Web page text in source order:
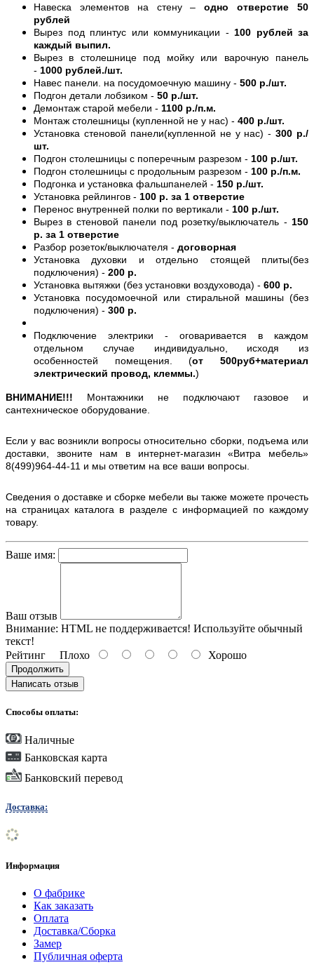
Навеска элементов на стену –одно отверстие 50
рублей
Вырез под плинтус или коммуникации - 100 рублей за
каждый выпил.
Вырез в столешнице под мойку или варочную панель
- 1000 рублей./шт.
Навес панели. на посудомоечную машину - 500 р./шт.
Подгон детали лобзиком - 50 р./шт.
Демонтаж старой мебели - 1100 р./п.м.
Монтаж столешницы (купленной не у нас) - 400 р./шт.
Установка стеновой панели(купленной не у нас) -300 р./
шт.
Подгон столешницы с поперечным разрезом - 100 р./шт.
Подгон столешницы с продольным разрезом - 100 р./п.м.
Подгонка и установка фальшпанелей - 150 р./шт.
Установка рейлингов - 100 р. за 1 отверстие
Перенос внутренней полки по вертикали - 100 р./шт.
Вырез в стеновой панели под розетку/выключатель - 150
р. за 1 отверстие
Разбор розеток/выключателя - договорная
Установка духовки и отдельно стоящей плиты(без
подключения) - 200 р.
Установка вытяжки (без установки воздуховода) - 600 р.
Установка посудомоечной или стиральной машины (без
подключения) - 300 р.
Подключение электрики - оговаривается в каждом
отдельном случае индивидуально, исходя из
особенностей помещения. (от 500руб+материал
электрический провод, клеммы.)
ВНИМАНИЕ!!! Монтажники не подключают газовое и
сантехническое оборудование.
Если у вас возникли вопросы относительно сборки, подъема или
доставки, звоните нам в интернет-магазин «Витра мебель»
8(499)964-44-11 и мы ответим на все ваши вопросы.
Сведения о доставке и сборке мебели вы также можете прочесть
на страницах каталога в разделе с информацией по каждому
товару.
Ваше имя:
Ваш отзыв
Внимание: HTML не поддерживается! Используйте обычный
текст!
Рейтинг Плохо Хорошо
Продолжить
Написать отзыв
Способы оплаты:
Наличные
Банковская карта
Банковский перевод
Доставка:
Информация
О фабрике
Как заказать
Оплата
Доставка/Сборка
Замер
Публичная оферта